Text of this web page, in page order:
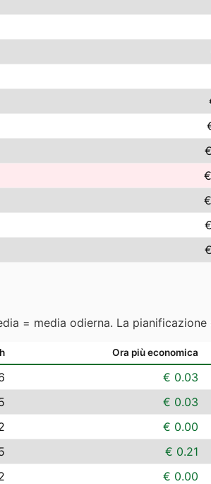
= media odierna. La
Ora più economica
€ 0.03
€ 0.03
€ 0.00
€ 0.21
€ 0.00